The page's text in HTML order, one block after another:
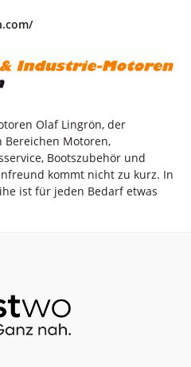
Olaf Lingrön, der
Motoren,
Bootszubehör und
kommt nicht zu kurz. In
ist für jeden Bedarf etwas